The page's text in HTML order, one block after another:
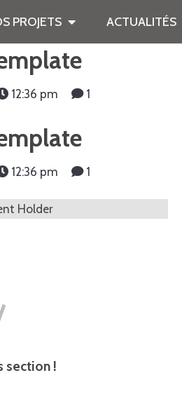
PROJETS ACTUALITÉS
12:36 pm 1
12:36 pm 1
Holder
section !